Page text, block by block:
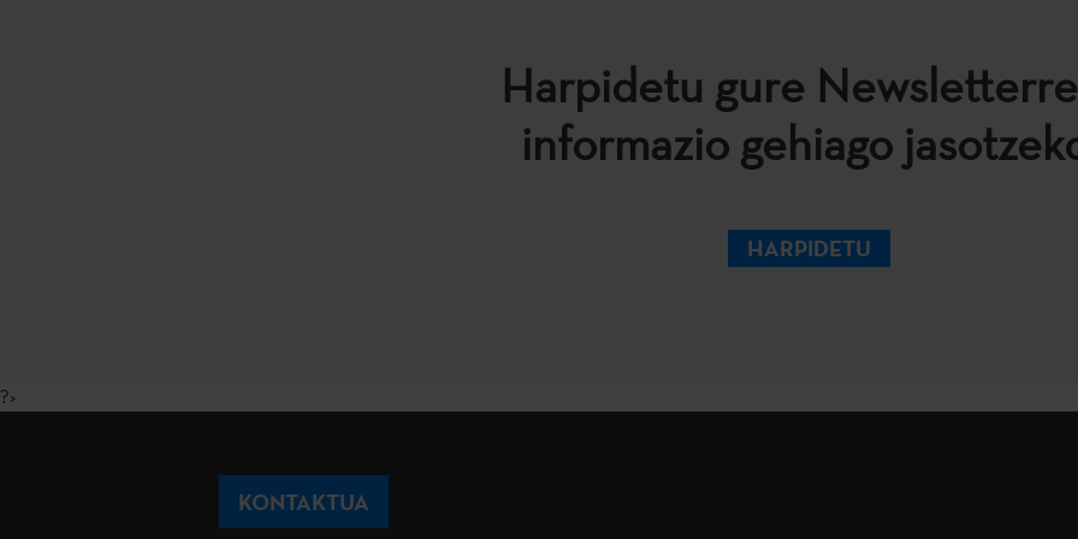
Harpidetu gure
informazio gehiago
HARPIDETU
?>
KONTAKTUA